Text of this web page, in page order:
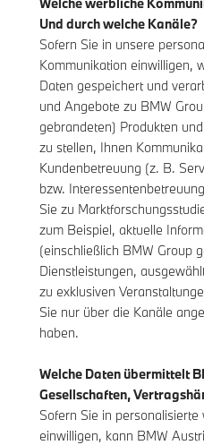
Welche werbliche
Und durch welche Kanäle?
Sofern Sie in unsere
Kommunikation einwilligen,
Daten gespeichert und
und Angebote zu BMW
gebrandeten) Produkten
zu stellen, Ihnen
Kundenbetreuung (z. B.
bzw.
Sie zu
zum Beispiel, aktuelle
(einschließlich BMW Group
Dienstleistungen,
zu exklusiven
Sie nur über die Kanäle
haben.
Welche Daten übermittelt
Gesellschaften,
Sofern Sie in
einwilligen, kann BMW